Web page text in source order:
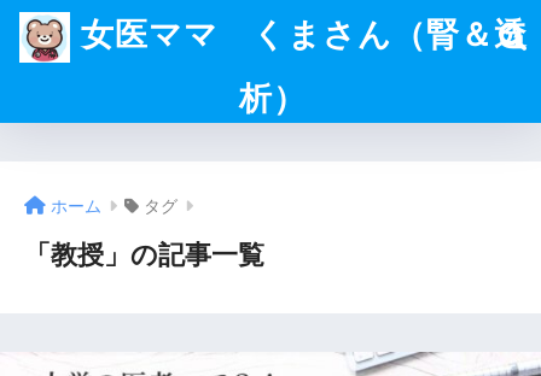
女医ママ くまさん（腎＆透
析）
ホーム タグ
「教授」の記事一覧